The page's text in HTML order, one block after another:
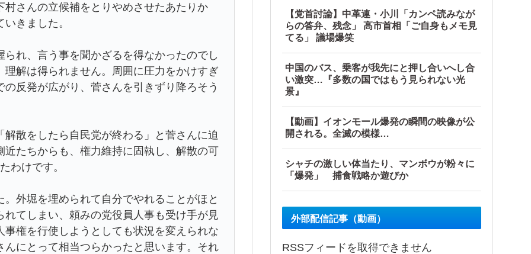
さんの立候補をとりやめさせたあたりか
きました。
れ、言う事を聞かざるを得なかったのでし
解は得られません。周囲に圧力をかけすぎ
反発が広がり、菅さんを引きずり降ろそう
散をしたら自民党が終わる」と菅さんに迫
たちからも、権力維持に固執し、解散の可
わけです。
外堀を埋められて自分でやれることがほと
てしまい、頼みの党役員人事も受け手が見
権を行使しようとしても状況を変えられな
にとって相当つらかったと思います。それ
【党首討論】中革連・小川「カンペ読みなが
らの答弁、残念」 高市首相「ご自身もメモ見
てる」 議場爆笑
中国のバス、乗客が我先にと押し合いへし合
い激突…『多数の国ではもう見られない光
景』
【動画】イオンモール爆発の瞬間の映像が公
開される。全滅の模様…
シャチの激しい体当たり、マンボウが粉々に
「爆発」 捕食戦略か遊びか
外部配信記事（動画）
RSSフィードを取得できません